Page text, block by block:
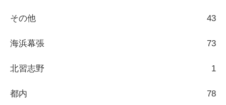
その他 43
海浜幕張 73
北習志野 1
都内 78